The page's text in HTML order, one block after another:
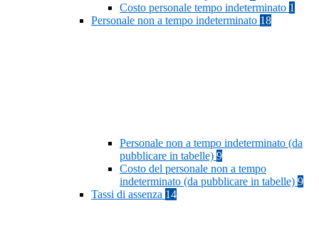
Costo personale tempo indeterminato 1
Personale non a tempo indeterminato 18
Personale non a tempo indeterminato (da
pubblicare in tabelle) 9
Costo del personale non a tempo
indeterminato (da pubblicare in tabelle) 9
Tassi di assenza 14